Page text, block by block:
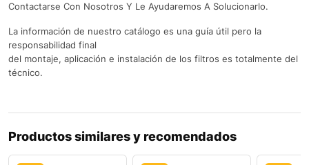
Contactarse Con Nosotros Y Le Ayudaremos A Solucionarlo.
La información de nuestro catálogo es una guía útil pero la
responsabilidad final
del montaje, aplicación e instalación de los filtros es totalmente del
técnico.
Productos similares y recomendados